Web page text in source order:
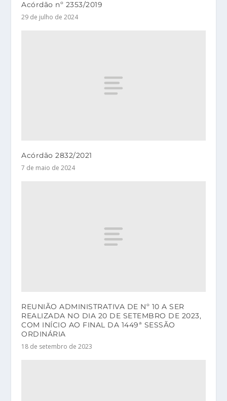
Acórdão nº 2353/2019
29 de julho de 2024
Acórdão 2832/2021
7 de maio de 2024
REUNIÃO ADMINISTRATIVA DE Nº 10 A SER
REALIZADA NO DIA 20 DE SETEMBRO DE 2023,
COM INÍCIO AO FINAL DA 1449ª SESSÃO
ORDINÁRIA
18 de setembro de 2023